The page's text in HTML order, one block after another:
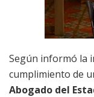
Según informó la
cumplimiento de
Abogado del